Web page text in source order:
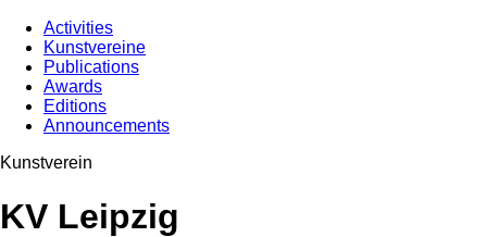
Activities
Kunstvereine
Publications
Awards
Editions
Announcements
Kunstverein
KV Leipzig